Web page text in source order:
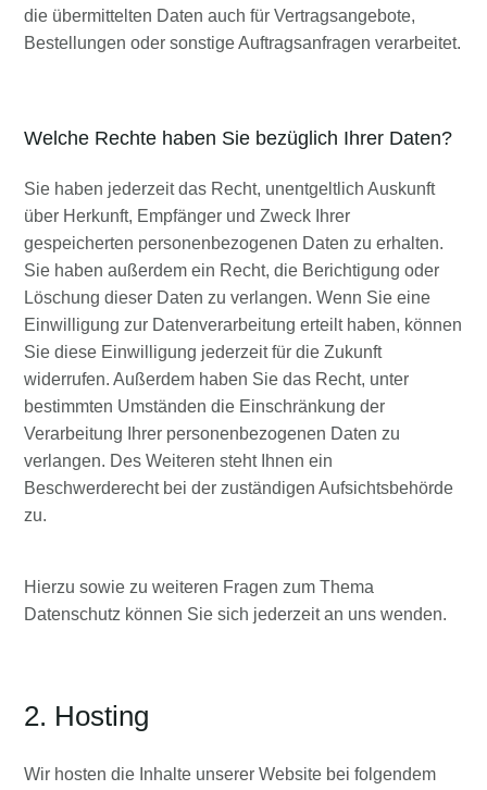
die übermittelten Daten auch für Vertragsangebote,
Bestellungen oder sonstige Auftragsanfragen verarbeitet.
Welche Rechte haben Sie bezüglich Ihrer Daten?
Sie haben jederzeit das Recht, unentgeltlich Auskunft
über Herkunft, Empfänger und Zweck Ihrer
gespeicherten personenbezogenen Daten zu erhalten.
Sie haben außerdem ein Recht, die Berichtigung oder
Löschung dieser Daten zu verlangen. Wenn Sie eine
Einwilligung zur Datenverarbeitung erteilt haben, können
Sie diese Einwilligung jederzeit für die Zukunft
widerrufen. Außerdem haben Sie das Recht, unter
bestimmten Umständen die Einschränkung der
Verarbeitung Ihrer personenbezogenen Daten zu
verlangen. Des Weiteren steht Ihnen ein
Beschwerderecht bei der zuständigen Aufsichtsbehörde
zu.
Hierzu sowie zu weiteren Fragen zum Thema
Datenschutz können Sie sich jederzeit an uns wenden.
2. Hosting
Wir hosten die Inhalte unserer Website bei folgendem